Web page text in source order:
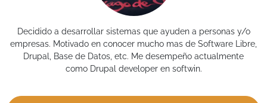
Decidido a desarrollar sistemas que ayuden a personas y/o
empresas. Motivado en conocer mucho mas de Software Libre,
Drupal, Base de Datos, etc. Me desempeño actualmente
como Drupal developer en softwin.